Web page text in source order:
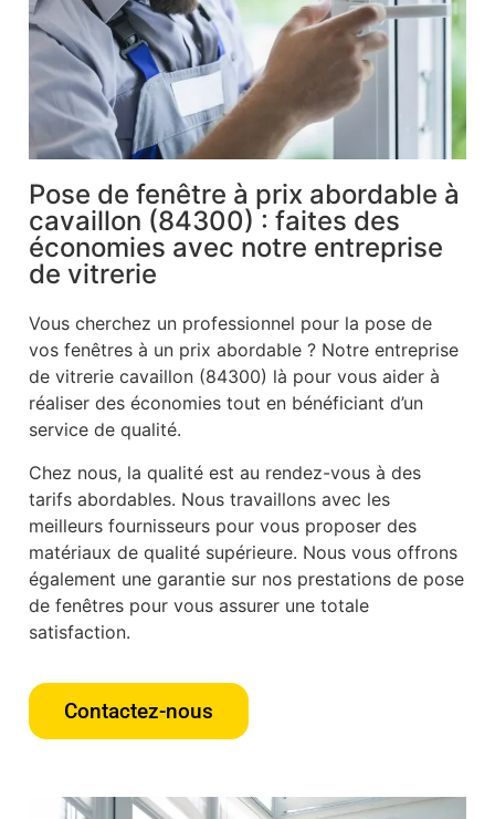
Pose de fenêtre à prix abordable à
cavaillon (84300) : faites des
économies avec notre entreprise
de vitrerie
Vous cherchez un professionnel pour la pose de
vos fenêtres à un prix abordable ? Notre entreprise
de vitrerie cavaillon (84300) là pour vous aider à
réaliser des économies tout en bénéficiant d’un
service de qualité.
Chez nous, la qualité est au rendez-vous à des
tarifs abordables. Nous travaillons avec les
meilleurs fournisseurs pour vous proposer des
matériaux de qualité supérieure. Nous vous offrons
également une garantie sur nos prestations de pose
de fenêtres pour vous assurer une totale
satisfaction.
Contactez-nous